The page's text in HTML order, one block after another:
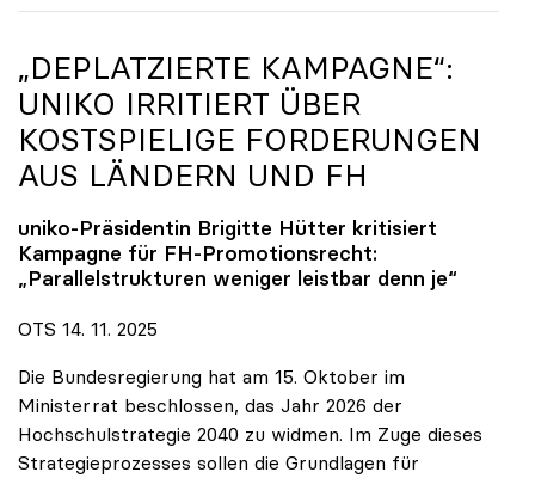
„DEPLATZIERTE KAMPAGNE“:
UNIKO IRRITIERT ÜBER
KOSTSPIELIGE FORDERUNGEN
AUS LÄNDERN UND FH
uniko-Präsidentin Brigitte Hütter kritisiert
Kampagne für FH-Promotionsrecht:
„Parallelstrukturen weniger leistbar denn je“
OTS 14. 11. 2025
Die Bundesregierung hat am 15. Oktober im
Ministerrat beschlossen, das Jahr 2026 der
Hochschulstrategie 2040 zu widmen. Im Zuge dieses
Strategieprozesses sollen die Grundlagen für